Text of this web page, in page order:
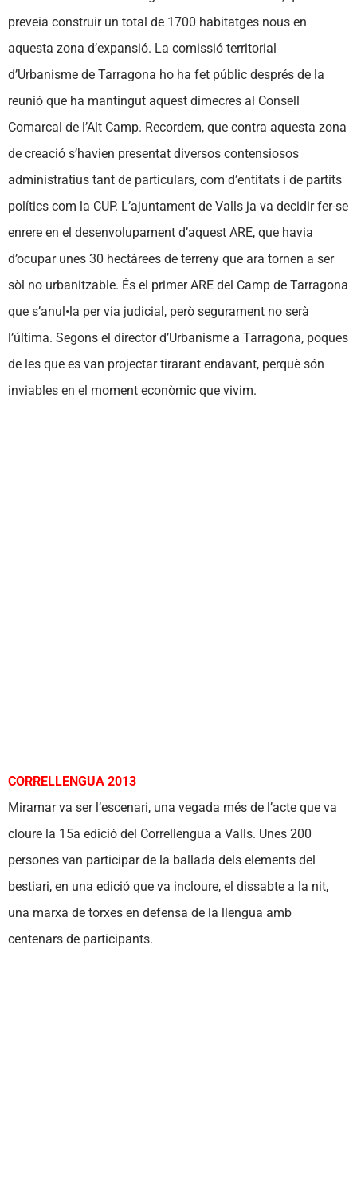
preveia construir un total de 1700 habitatges nous en
aquesta zona d’expansió. La comissió territorial
d’Urbanisme de Tarragona ho ha fet públic després de la
reunió que ha mantingut aquest dimecres al Consell
Comarcal de l’Alt Camp. Recordem, que contra aquesta zona
de creació s’havien presentat diversos contensiosos
administratius tant de particulars, com d’entitats i de partits
polítics com la CUP. L’ajuntament de Valls ja va decidir fer-se
enrere en el desenvolupament d’aquest ARE, que havia
d’ocupar unes 30 hectàrees de terreny que ara tornen a ser
sòl no urbanitzable. És el primer ARE del Camp de Tarragona
que s’anul•la per via judicial, però segurament no serà
l’última. Segons el director d’Urbanisme a Tarragona, poques
de les que es van projectar tirarant endavant, perquè són
inviables en el moment econòmic que vivim.
CORRELLENGUA 2013
Miramar va ser l’escenari, una vegada més de l’acte que va
cloure la 15a edició del Correllengua a Valls. Unes 200
persones van participar de la ballada dels elements del
bestiari, en una edició que va incloure, el dissabte a la nit,
una marxa de torxes en defensa de la llengua amb
centenars de participants.